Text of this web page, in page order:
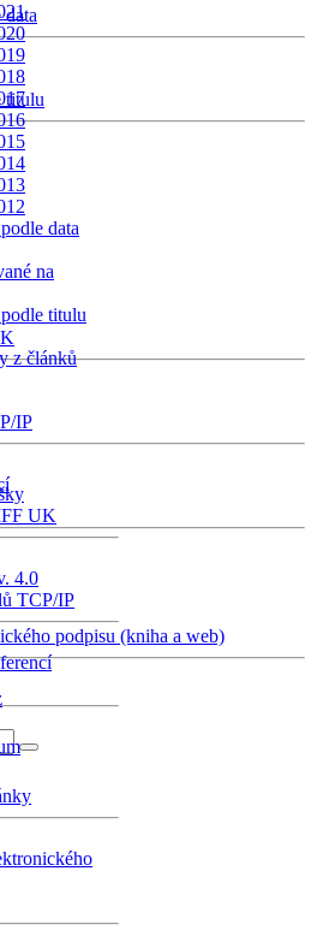
titulu
IP
podpisu (kniha a web)
data
na
titulu
z článků
UK
4.0
TCP/IP